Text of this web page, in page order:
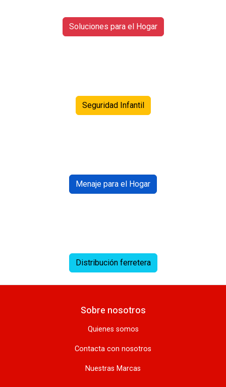
Soluciones para el Hogar
Seguridad Infantil
Menaje para el Hogar
Distribución ferretera
Sobre nosotros
Quienes somos
Contacta con nosotros
Nuestras Marcas